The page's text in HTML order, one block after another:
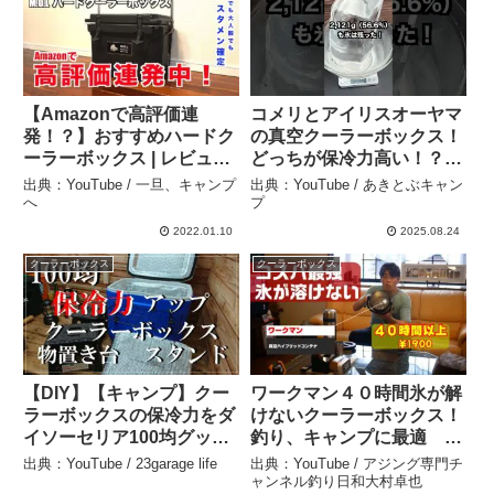
【Amazonで高評価連
発！？】おすすめハードク
ーラーボックス | レビュー
&保冷力検証 – 一旦、キャ
ンプへ
出典：YouTube / 一旦、キャンプ
へ
2022.01.10
コメリとアイリスオーヤマ
の真空クーラーボックス！
どっちが保冷力高い！？ –
あきとぶキャンプ
出典：YouTube / あきとぶキャン
プ
2025.08.24
クーラーボックス
【DIY】【キャンプ】クー
ラーボックスの保冷力をダ
イソーセリア100均グッツ
でアップ！使い勝手も向上
出典：YouTube / 23garage life
クーラーボックス
ワークマン４０時間氷が解
けないクーラーボックス！
釣り、キャンプに最適
「真空ハイブリッドコンテ
ナ」コスパ最強の１９００
出典：YouTube / アジング専門チ
ャンネル釣り日和大村卓也